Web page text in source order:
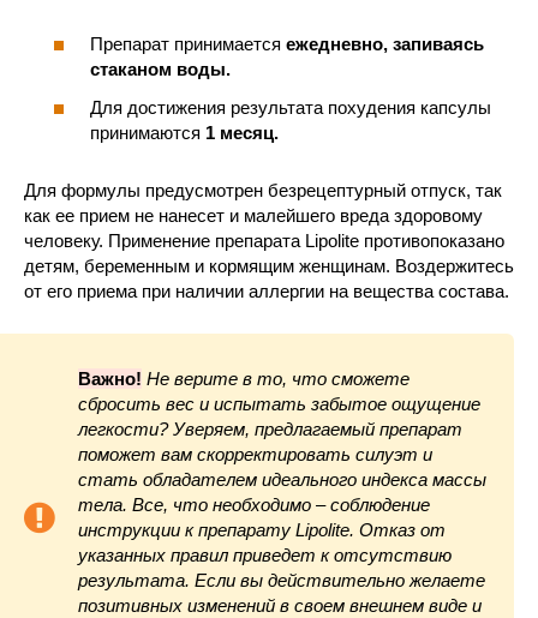
Препарат принимается ежедневно, запиваясь
стаканом воды.
Для достижения результата похудения капсулы
принимаются 1 месяц.
Для формулы предусмотрен безрецептурный отпуск, так
как ее прием не нанесет и малейшего вреда здоровому
человеку. Применение препарата Lipolite противопоказано
детям, беременным и кормящим женщинам. Воздержитесь
от его приема при наличии аллергии на вещества состава.
Важно! Не верите в то, что сможете
сбросить вес и испытать забытое ощущение
легкости? Уверяем, предлагаемый препарат
поможет вам скорректировать силуэт и
стать обладателем идеального индекса массы
тела. Все, что необходимо – соблюдение
инструкции к препарату Lipolite. Отказ от
указанных правил приведет к отсутствию
результата. Если вы действительно желаете
позитивных изменений в своем внешнем виде и